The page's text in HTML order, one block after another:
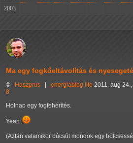
2003
Ma egy fogkőeltávolítás és
© Haszprus energiablog life 2011. aug
8
Holnap egy fogfehérítés.
Yeah.
(Aztán valamikor búcsút mondok egy